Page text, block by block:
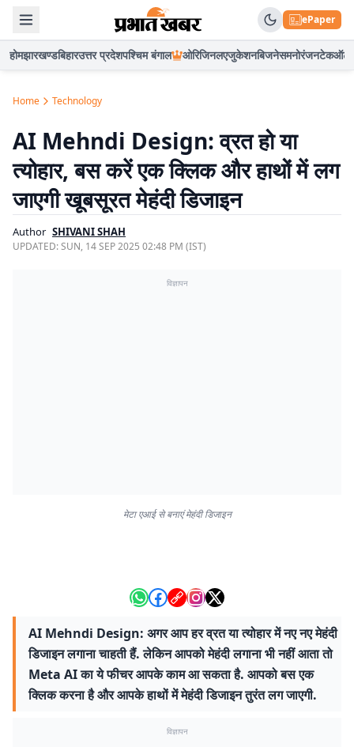
ePaper
होमझारखण्डबिहारउत्तर प्रदेशपश्चिम बंगाल ओरिजिनलएजुकेशनबिजनेसमनोरंजनटेकऑटो
Home Technology
AI Mehndi Design: व्रत हो या
त्योहार, बस करें एक क्लिक और हाथों में लग
जाएगी खूबसूरत मेहंदी डिजाइन
Author SHIVANI SHAH
UPDATED:SUN, 14 SEP 2025 02:48 PM (IST)
विज्ञापन
मेटा एआई से बनाएं मेहंदी डिजाइन
AI Mehndi Design: अगर आप हर व्रत या त्योहार में नए नए मेहंदी
डिजाइन लगाना चाहती हैं. लेकिन आपको मेहंदी लगाना भी नहीं आता तो
Meta AI का ये फीचर आपके काम आ सकता है. आपको बस एक
क्लिक करना है और आपके हाथों में मेहंदी डिजाइन तुरंत लग जाएगी.
विज्ञापन